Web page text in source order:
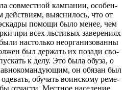
сов­мест­ной кам­па­нии, осо­бен­
вы­яс­ни­лось, что от
по­мо­щи бы­ло ме­нее, чем
при всех льсти­вых за­ве­ре­ни­ях
на­столь­ко неор­га­ни­зо­ван­ны
был дер­жать их по­за­ди сво­
к де­лу. Это бы­ла обу­за, о
он обя­зан был
оде­вать, обу­чать во­ин­ско­му ре­ме­
от­ча­сти. Мест­ное на­се­ле­ние